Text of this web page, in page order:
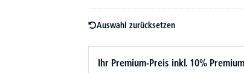
Auswahl zurücksetzen
Ihr Premium-Preis inkl. 10%